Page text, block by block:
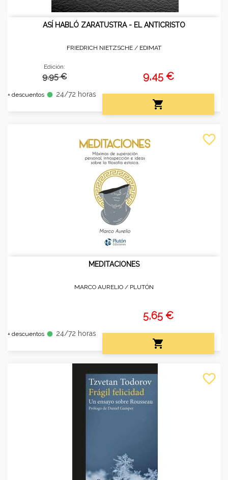
ASÍ HABLÓ ZARATUSTRA - EL ANTICRISTO
FRIEDRICH NIETZSCHE / EDIMAT
Edición:
9.95 €
+ descuentos fiber_manual_record 24/72 horas
9,45 €

MEDITACIONES
MARCO AURELIO / PLUTÓN
+ descuentos fiber_manual_record 24/72 horas
5,65 €

favorite_border
favorite_border